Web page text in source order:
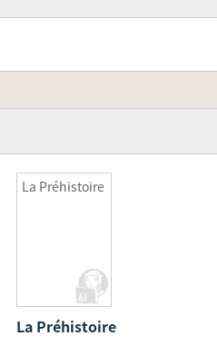
La Préhistoire
La Préhistoire